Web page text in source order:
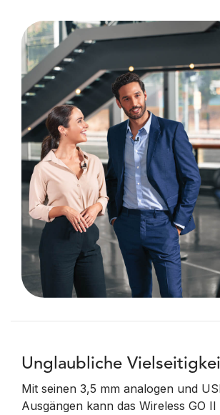
Unglaubliche
Mit seinen 3,5 mm analogen und
Ausgängen kann das Wireless GO